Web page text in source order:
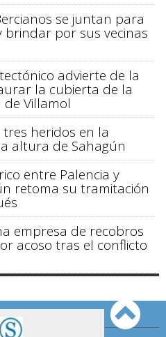
se juntan para
brindar por sus vecinas
advierte de la
la cubierta de la
Villamol
heridos en la
altura de Sahagún
entre Palencia y
retoma su tramitación
empresa de recobros
acoso tras el conflicto